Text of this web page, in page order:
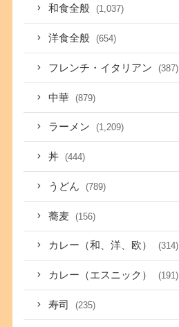
和食全般 (1,037)
洋食全般 (654)
フレンチ・イタリアン (387)
中華 (879)
ラーメン (1,209)
丼 (444)
うどん (789)
蕎麦 (156)
カレー（和、洋、欧） (314)
カレー（エスニック） (191)
寿司 (235)